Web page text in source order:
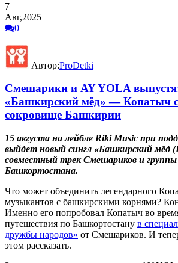
7
Авг,2025
0
Автор:ProDetki
Смешарики и AY YOLA
«Башкирский мёд» — Копатыч
сокровище Башкирии
15 августа на лейбле Riki Music при
выйдет новый сингл «Башкирский мёд
совместный трек Смешариков и группы
Башкортостана.
Что может объединить легендарного
музыкантов с башкирскими корнями?
Именно его попробовал Копатыч во
путешествия по Башкортостану в
дружбы народов» от Смешариков. И
этом рассказать.